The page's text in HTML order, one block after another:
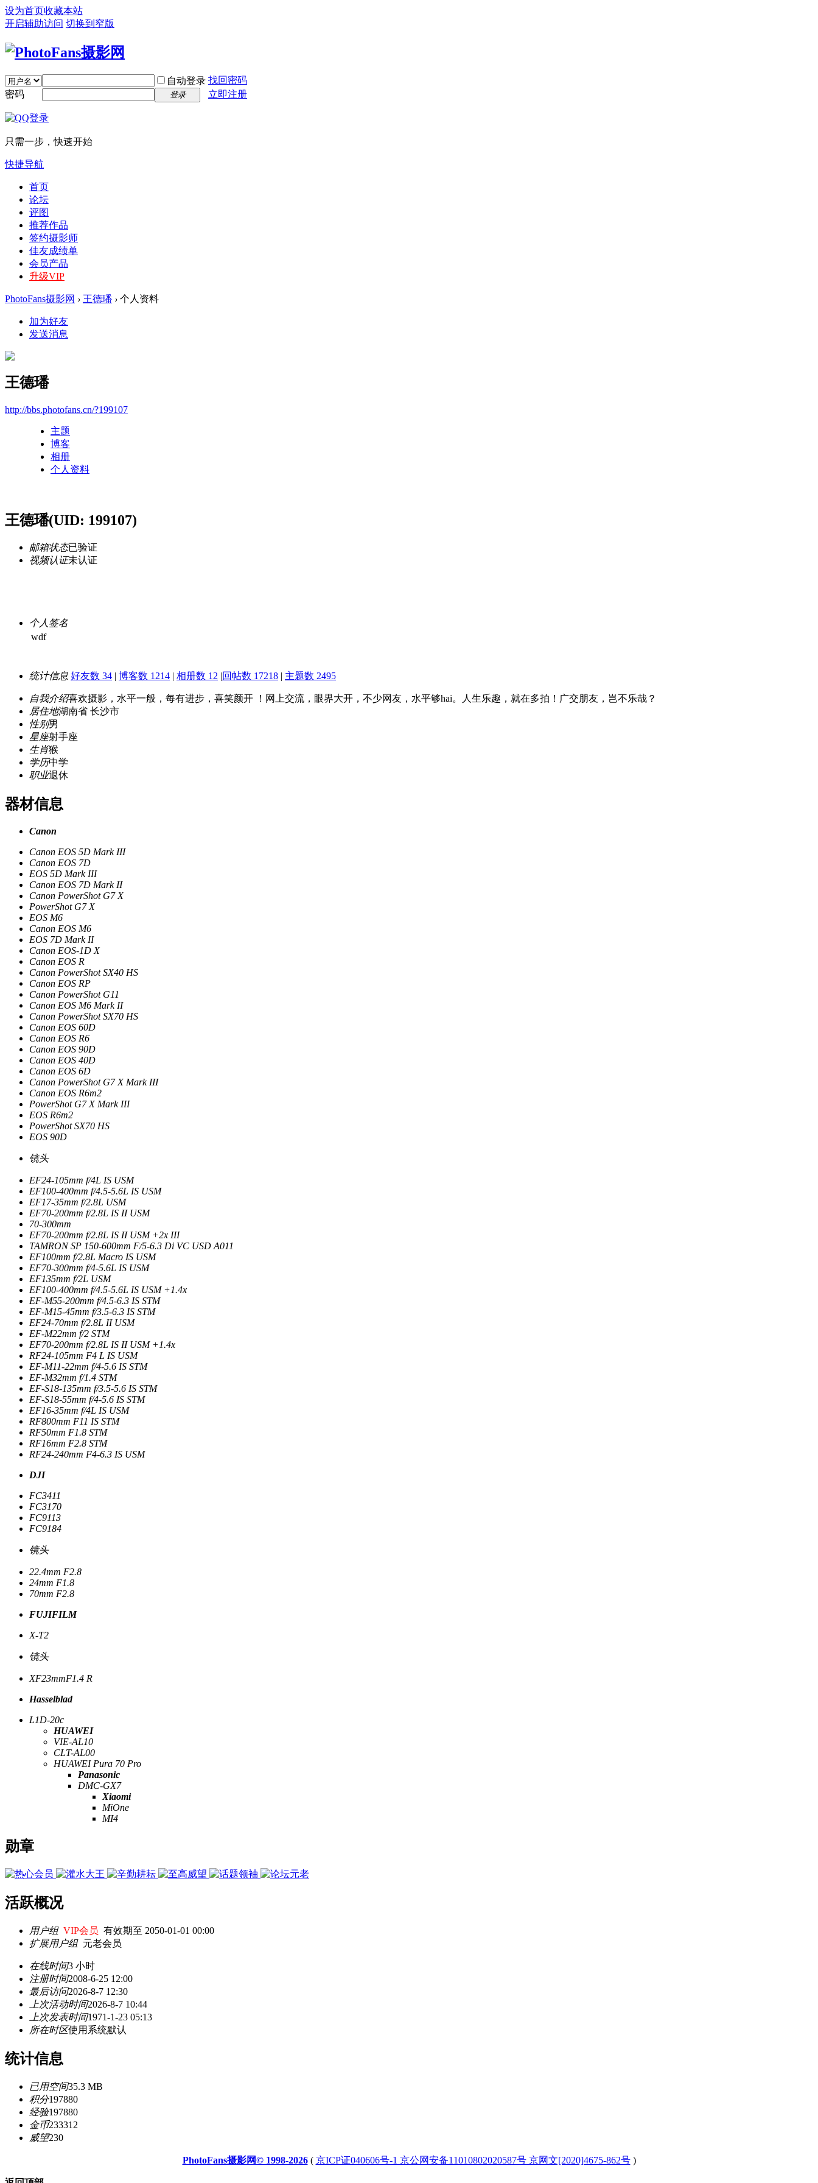
设为首页收藏本站
开启辅助访问 切换到窄版
自动登录 找回密码
密码
登录 立即注册
只需一步，快速开始
快捷导航
首页
论坛
评图
推荐作品
签约摄影师
佳友成绩单
会员产品
升级VIP
PhotoFans摄影网 › 王德璠 › 个人资料
加为好友
发送消息
王德璠
http://bbs.photofans.cn/?199107
主题
博客
相册
个人资料
王德璠(UID: 199107)
邮箱状态已验证
视频认证未认证
个人签名
wdf
统计信息 好友数 34 | 博客数 1214 | 相册数 12 |回帖数 17218 | 主题数 2495
自我介绍喜欢摄影，水平一般，每有进步，喜笑颜开 ！网上交流，眼界大开，不少网友，水平够hai。人生乐趣，就在多拍！广交朋友，岂不乐哉？
居住地湖南省 长沙市
性别男
星座射手座
生肖猴
学历中学
职业退休
器材信息
Canon
Canon EOS 5D Mark III
Canon EOS 7D
EOS 5D Mark III
Canon EOS 7D Mark II
Canon PowerShot G7 X
PowerShot G7 X
EOS M6
Canon EOS M6
EOS 7D Mark II
Canon EOS-1D X
Canon EOS R
Canon PowerShot SX40 HS
Canon EOS RP
Canon PowerShot G11
Canon EOS M6 Mark II
Canon PowerShot SX70 HS
Canon EOS 60D
Canon EOS R6
Canon EOS 90D
Canon EOS 40D
Canon EOS 6D
Canon PowerShot G7 X Mark III
Canon EOS R6m2
PowerShot G7 X Mark III
EOS R6m2
PowerShot SX70 HS
EOS 90D
镜头
EF24-105mm f/4L IS USM
EF100-400mm f/4.5-5.6L IS USM
EF17-35mm f/2.8L USM
EF70-200mm f/2.8L IS II USM
70-300mm
EF70-200mm f/2.8L IS II USM +2x III
TAMRON SP 150-600mm F/5-6.3 Di VC USD A011
EF100mm f/2.8L Macro IS USM
EF70-300mm f/4-5.6L IS USM
EF135mm f/2L USM
EF100-400mm f/4.5-5.6L IS USM +1.4x
EF-M55-200mm f/4.5-6.3 IS STM
EF-M15-45mm f/3.5-6.3 IS STM
EF24-70mm f/2.8L II USM
EF-M22mm f/2 STM
EF70-200mm f/2.8L IS II USM +1.4x
RF24-105mm F4 L IS USM
EF-M11-22mm f/4-5.6 IS STM
EF-M32mm f/1.4 STM
EF-S18-135mm f/3.5-5.6 IS STM
EF-S18-55mm f/4-5.6 IS STM
EF16-35mm f/4L IS USM
RF800mm F11 IS STM
RF50mm F1.8 STM
RF16mm F2.8 STM
RF24-240mm F4-6.3 IS USM
DJI
FC3411
FC3170
FC9113
FC9184
镜头
22.4mm F2.8
24mm F1.8
70mm F2.8
FUJIFILM
X-T2
镜头
XF23mmF1.4 R
Hasselblad
L1D-20c
HUAWEI
VIE-AL10
CLT-AL00
HUAWEI Pura 70 Pro
Panasonic
DMC-GX7
Xiaomi
MiOne
MI4
勋章
活跃概况
用户组 VIP会员 有效期至 2050-01-01 00:00
扩展用户组 元老会员
在线时间3 小时
注册时间2008-6-25 12:00
最后访问2026-8-7 12:30
上次活动时间2026-8-7 10:44
上次发表时间1971-1-23 05:13
所在时区使用系统默认
统计信息
已用空间35.3 MB
积分197880
经验197880
金币233312
威望230
PhotoFans摄影网© 1998-2026( 京ICP证040606号-1 京公网安备11010802020587号 京网文[2020]4675-862号)